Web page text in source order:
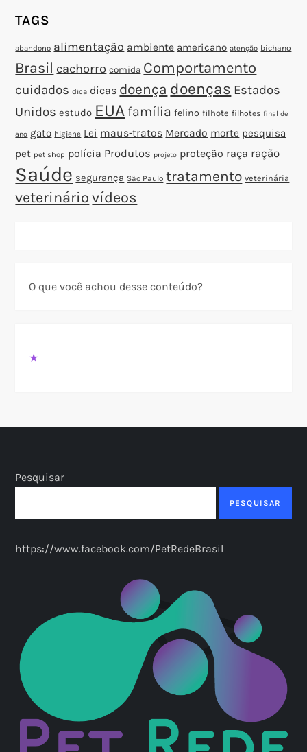
s
t
TAGS
abandono alimentação ambiente americano atenção bichano
Brasil cachorro comida Comportamento
cuidados dica dicas doença doenças Estados
Unidos estudo EUA família felino filhote filhotes final de
ano gato higiene Lei maus-tratos Mercado morte pesquisa
pet pet shop polícia Produtos projeto proteção raça ração
Saúde segurança São Paulo tratamento veterinária
veterinário vídeos
O que você achou desse conteúdo?
★
Pesquisar
PESQUISAR
https://www.facebook.com/PetRedeBrasil